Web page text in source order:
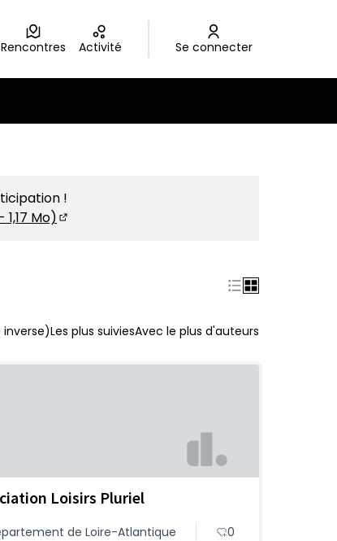
Rencontres Activité Se connecter
!
Mo)
Les plus suiviesAvec le plus d'auteurs
Loisirs Pluriel
de Loire-Atlantique 0